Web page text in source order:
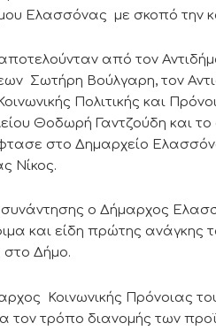
Ελασσόνας με σκοπό την
από τον
Σωτήρη Βούλγαρη, τον
Πολιτικής και
Θοδωρή Γαντζούδη και
στο Δημαρχείο
Νίκος.
ο Δήμαρχος
και είδη πρώτης
Δήμο.
Κοινωνικής Πρόνοιας
τρόπο διανομής των